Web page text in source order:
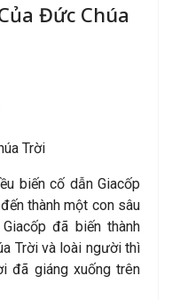
Đức Chúa
Trời
biến cố dẫn Giacốp
thành một con sâu
đã biến thành
Trời và loài người thì
đã giáng xuống trên